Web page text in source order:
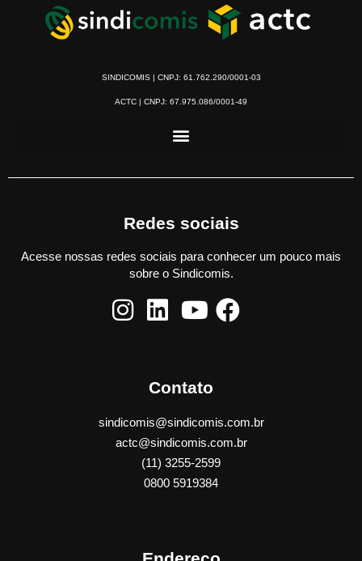
SINDICOMIS | CNPJ: 61.762.290/0001-03
ACTC | CNPJ: 67.975.086/0001-49
Redes sociais
Acesse nossas redes sociais para conhecer um pouco mais
sobre o Sindicomis.
Contato
sindicomis@sindicomis.com.br
actc@sindicomis.com.br
(11) 3255-2599
0800 5919384